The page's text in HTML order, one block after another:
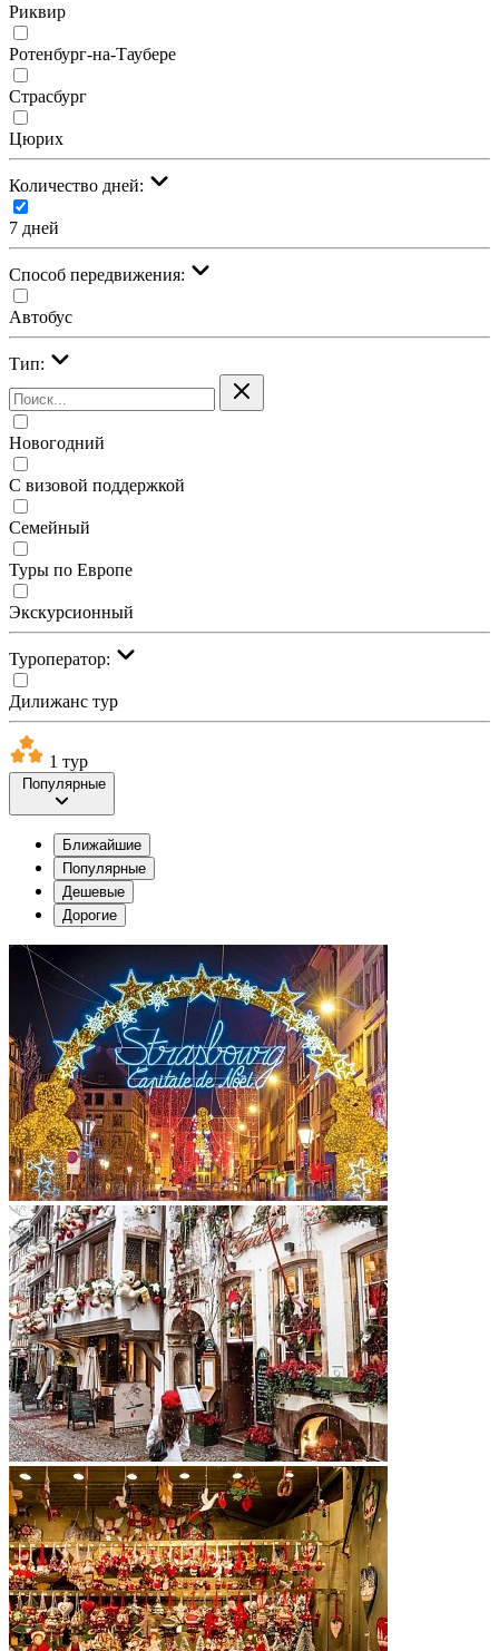
Риквир
Ротенбург-на-Таубере
Страсбург
Цюрих
Количество дней:
7 дней
Cпособ передвижения:
Автобус
Тип:
Новогодний
С визовой поддержкой
Семейный
Туры по Европе
Экскурсионный
Туроператор:
Дилижанс тур
1 тур
Популярные
Ближайшие
Популярные
Дешевые
Дорогие